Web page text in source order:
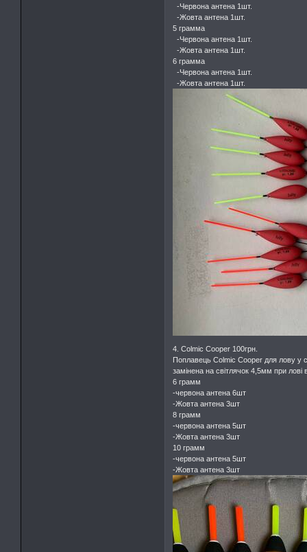
-Червона антена 1шт.
-Жовта антена 1шт.
5 грамма
-Червона антена 1шт.
-Жовта антена 1шт.
6 грамма
-Червона антена 1шт.
-Жовта антена 1шт.
4. Colmic Cooper 100грн.
Поплавець Colmic Cooper для лову у
замінена на світлячок 4,5мм при
6 грамм
-червона антена 6шт
-Жовта антена 3шт
8 грамм
-червона антена 5шт
-Жовта антена 3шт
10 грамм
-червона антена 5шт
-Жовта антена 3шт